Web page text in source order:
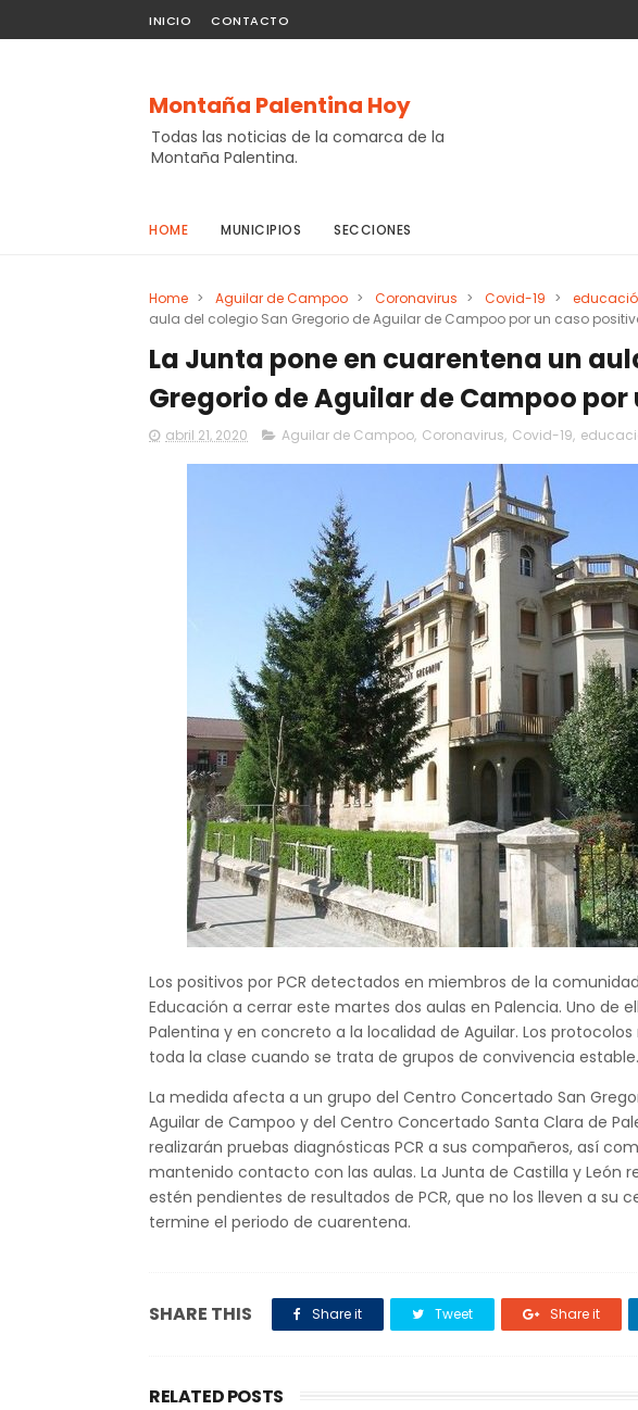
INICIO CONTACTO
Montaña Palentina Hoy
Todas las noticias de la comarca de la
Montaña Palentina.
HOME MUNICIPIOS SECCIONES
Home > Aguilar de Campoo > Coronavirus > Covid-19 >
aula del colegio San Gregorio de Aguilar de Campoo por un caso
La Junta pone en cuarentena un
Gregorio de Aguilar de Campoo
abril 21, 2020 Aguilar de Campoo, Coronavirus, Covid-19,
Los positivos por PCR detectados en miembros de la
Educación a cerrar este martes dos aulas en Palencia. Uno de
Palentina y en concreto a la localidad de Aguilar. Los
toda la clase cuando se trata de grupos de convivencia estable.
La medida afecta a un grupo del Centro Concertado San
Aguilar de Campoo y del Centro Concertado Santa Clara de
realizarán pruebas diagnósticas PCR a sus compañeros, así
mantenido contacto con las aulas. La Junta de Castilla y León
estén pendientes de resultados de PCR, que no los lleven a su
termine el periodo de cuarentena.
SHARE THIS Share it Tweet Share it
RELATED POSTS